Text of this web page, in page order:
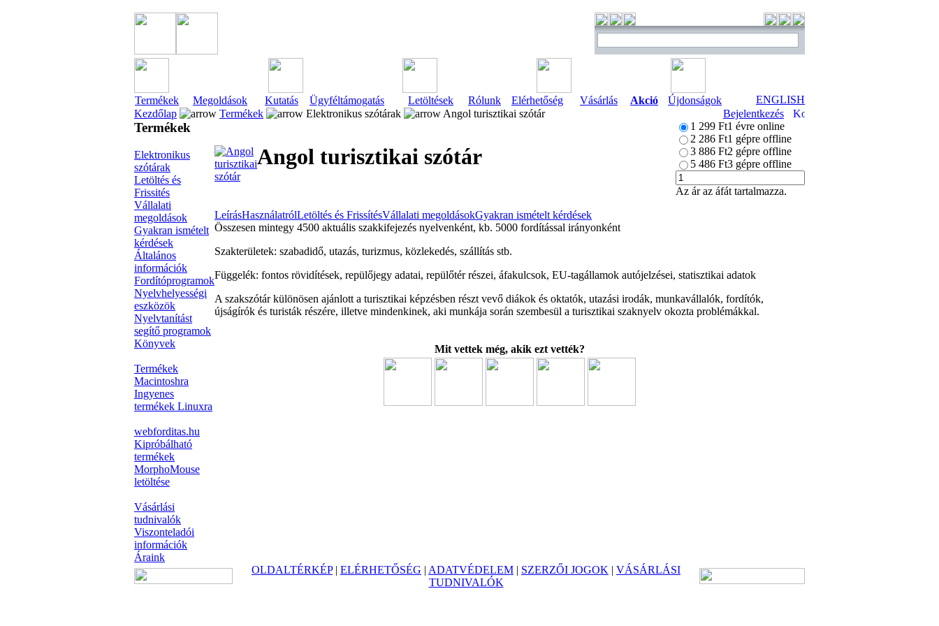
Termékek Megoldások Kutatás Ügyféltámogatás Letöltések Rólunk Elérhetőség Vásárlás Akció Újdonságok
ENGLISH
Kezdőlap
Termékek Elektronikus szótárak Angol turisztikai szótár Bejelentkezés
Termékek
Elektronikus
szótárak
Letöltés és
Frissités
Vállalati
megoldások
Gyakran ismételt
kérdések
Általános
információk
Fordítóprogramok
Nyelvhelyességi
eszközök
Nyelvtanítást
segítő programok
Könyvek
Termékek
Macintoshra
Ingyenes
termékek Linuxra
webforditas.hu
Kipróbálható
termékek
MorphoMouse
letöltése
Vásárlási
tudnivalók
Viszonteladói
információk
Áraink
Angol turisztikai szótár
1 299 Ft1 évre online
2 286 Ft1 gépre offline
3 886 Ft2 gépre offline
5 486 Ft3 gépre offline
Az ár az áfát tartalmazza.
LeírásHasználatrólLetöltés és FrissítésVállalati megoldásokGyakran ismételt kérdések
Összesen mintegy 4500 aktuális szakkifejezés nyelvenként, kb. 5000 fordítással irányonként
Szakterületek: szabadidő, utazás, turizmus, közlekedés, szállítás stb.
Függelék: fontos rövidítések, repülőjegy adatai, repülőtér részei, áfakulcsok, EU-tagállamok autójelzései, statisztikai adatok
A szakszótár különösen ajánlott a turisztikai képzésben részt vevő diákok és oktatók, utazási irodák, munkavállalók, fordítók,
újságírók és turisták részére, illetve mindenkinek, aki munkája során szembesül a turisztikai szaknyelv okozta problémákkal.
Mit vettek még, akik ezt vették?
OLDALTÉRKÉP| ELÉRHETŐSÉG | ADATVÉDELEM | SZERZŐI JOGOK | VÁSÁRLÁSI
TUDNIVALÓK